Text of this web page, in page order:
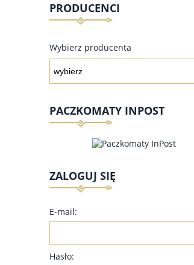
PRODUCENCI
Wybierz producenta
PACZKOMATY INPOST
ZALOGUJ SIĘ
E-mail:
Hasło: